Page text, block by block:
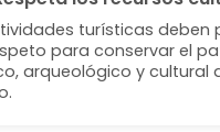
turísticas deben
para conservar el
arqueológico y cultural